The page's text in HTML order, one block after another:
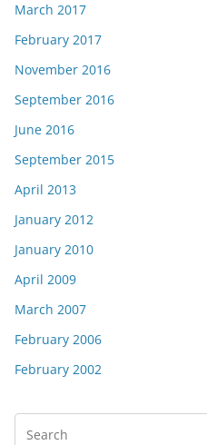
March 2017
February 2017
November 2016
September 2016
June 2016
September 2015
April 2013
January 2012
January 2010
April 2009
March 2007
February 2006
February 2002